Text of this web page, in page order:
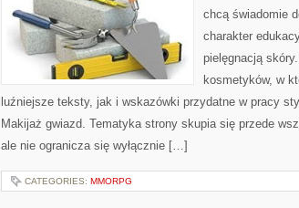
chcą świadomie
charakter
pielęgnacją
kosmetyków, w
luźniejsze teksty, jak i wskazówki przydatne w pracy
Makijaż gwiazd. Tematyka strony skupia się przede
ale nie ogranicza się wyłącznie […]
CATEGORIES: MMORPG